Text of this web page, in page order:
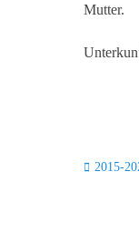
Mutter.
Kategorien
2015-